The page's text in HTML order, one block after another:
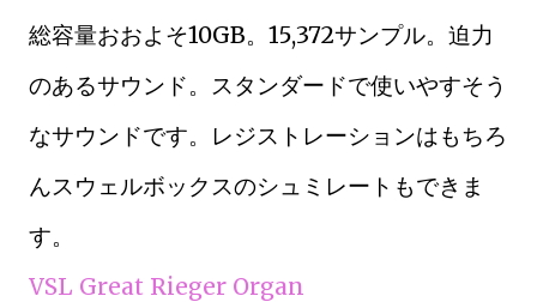
総容量おおよそ10GB。15,372サンプル。迫力
のあるサウンド。スタンダードで使いやすそう
なサウンドです。レジストレーションはもちろ
んスウェルボックスのシュミレートもできま
す。
VSL Great Rieger Organ